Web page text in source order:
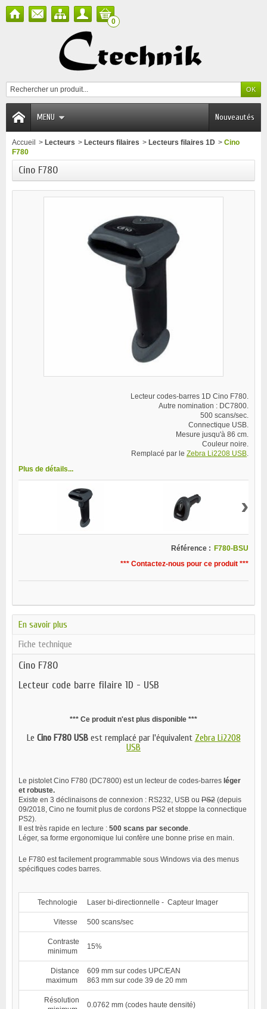
0
MENU Nouveautés
Accueil > Lecteurs > Lecteurs filaires > Lecteurs filaires 1D > Cino
F780
Cino F780
Lecteur codes-barres 1D Cino F780.
Autre nomination : DC7800.
500 scans/sec.
Connectique USB.
Mesure jusqu'à 86 cm.
Couleur noire.
Remplacé par le Zebra Li2208 USB.
Plus de détails...
›
Référence : F780-BSU
*** Contactez-nous pour ce produit ***
En savoir plus
Fiche technique
Cino F780
Lecteur code barre filaire 1D - USB
*** Ce produit n'est plus disponible ***
Le Cino F780 USBest remplacé par l'équivalent Zebra Li2208
USB
Le pistolet Cino F780 (DC7800) est un lecteur de codes-barres léger
et robuste.
Existe en 3 déclinaisons de connexion : RS232, USB ou PS2 (depuis
09/2018, Cino ne fournit plus de cordons PS2 et stoppe la connectique
PS2).
Il est très rapide en lecture : 500 scans par seconde.
Léger, sa forme ergonomique lui confère une bonne prise en main.
Le F780 est facilement programmable sous Windows via des menus
spécifiques codes barres.
Technologie Laser bi-directionnelle - Capteur Imager
Vitesse 500 scans/sec
Contraste
minimum
15%
Distance
maximum
609 mm sur codes UPC/EAN
863 mm sur code 39 de 20 mm
Résolution
0.0762 mm (codes haute densité)